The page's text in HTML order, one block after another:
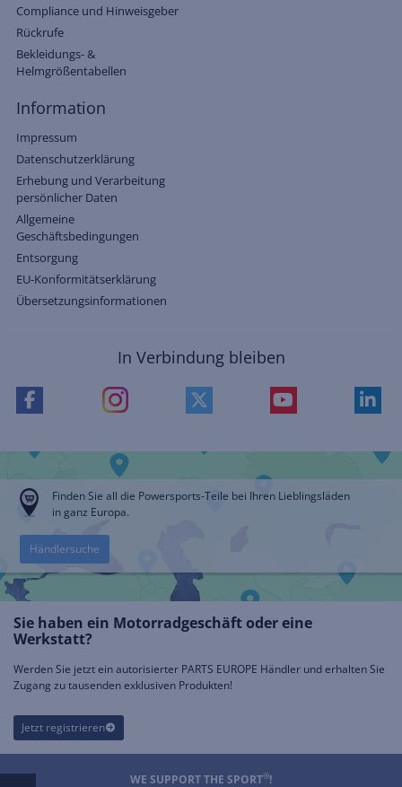
Compliance und Hinweisgeber
Rückrufe
Bekleidungs- &
Helmgrößentabellen
Information
Impressum
Datenschutzerklärung
Erhebung und Verarbeitung
persönlicher Daten
Allgemeine
Geschäftsbedingungen
Entsorgung
EU-Konformitätserklärung
Übersetzungsinformationen
In Verbindung bleiben
Finden Sie all die Powersports-Teile bei Ihren Lieblingsläden
in ganz Europa.
Händlersuche
Sie haben ein Motorradgeschäft oder eine
Werkstatt?
Werden Sie jetzt ein autorisierter PARTS EUROPE Händler und erhalten Sie
Zugang zu tausenden exklusiven Produkten!
Jetzt registrieren
WE SUPPORT THE SPORT®!